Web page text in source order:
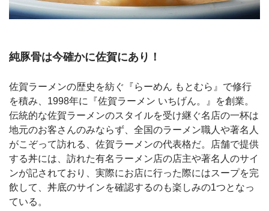
純豚骨は今確かに佐賀にあり！
佐賀ラーメンの歴史を紡ぐ『らーめん もとむら』で修行
を積み、1998年に『佐賀ラーメン いちげん。』を創業。
伝統的な佐賀ラーメンのスタイルを受け継ぐ名店の一杯は
地元のお客さんのみならず、全国のラーメン職人や著名人
がこぞって訪れる、佐賀ラーメンの代表格だ。店舗で提供
する丼には、訪れた有名ラーメン店の店主や著名人のサイ
ンが記されており、実際にお店に行った際にはスープを完
飲して、丼底のサインを確認するのも楽しみの1つとなっ
ている。